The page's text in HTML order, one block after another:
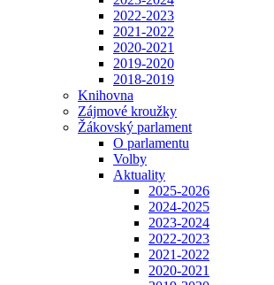
2022-2023
2021-2022
2020-2021
2019-2020
2018-2019
Knihovna
Zájmové kroužky
Žákovský parlament
O parlamentu
Volby
Aktuality
2025-2026
2024-2025
2023-2024
2022-2023
2021-2022
2020-2021